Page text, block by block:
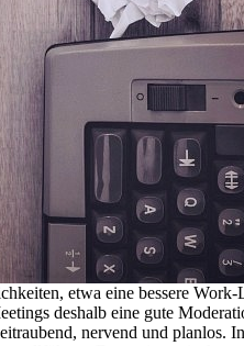
etwa eine bessere
deshalb eine gute
nervend und